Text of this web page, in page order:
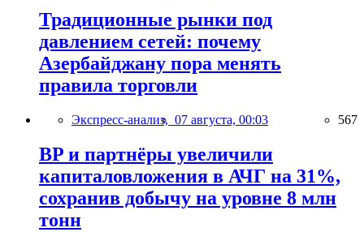
Традиционные рынки под
давлением сетей: почему
Азербайджану пора менять
правила торговли
Экспресс-анализ, 07 августа, 00:03 567
BP и партнёры увеличили
капиталовложения в АЧГ на 31%,
сохранив добычу на уровне 8 млн
тонн